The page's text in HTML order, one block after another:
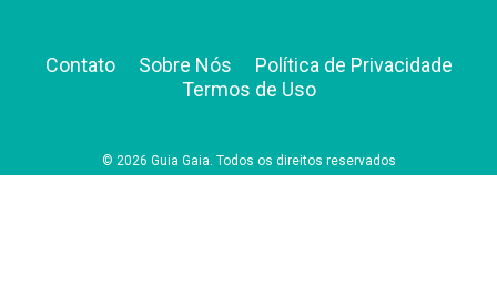
Contato Sobre Nós
Política de Privacidade
Termos de Uso
© 2026 Guia Gaia. Todos os direitos reservados